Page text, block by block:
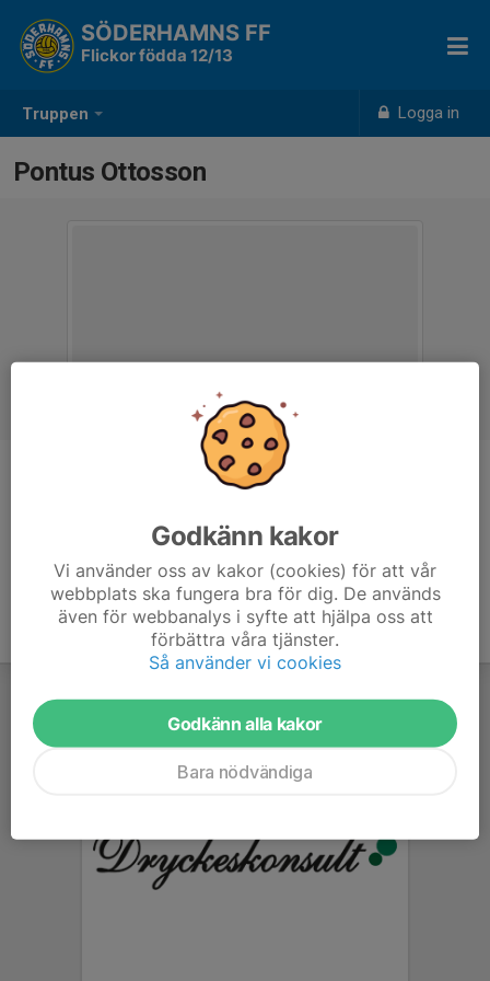
Truppen Logga in
SÖDERHAMNS FF
Flickor födda 12/13
Pontus Ottosson
Målvaktstränare
Godkänn kakor
Vi använder oss av kakor (cookies) för att vår
webbplats ska fungera bra för dig. De används
även för webbanalys i syfte att hjälpa oss att
förbättra våra tjänster.
Så använder vi cookies
Godkänn alla kakor
Bara nödvändiga